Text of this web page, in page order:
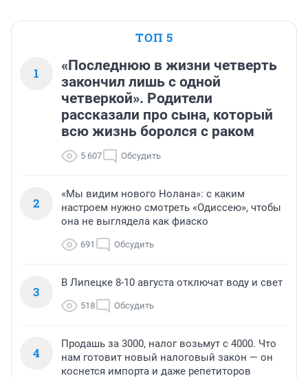
ТОП 5
1
«Последнюю в жизни четверть
закончил лишь с одной
четверкой». Родители
рассказали про сына, который
всю жизнь боролся с раком
5 607 Обсудить
2
«Мы видим нового Нолана»: с каким
настроем нужно смотреть «Одиссею», чтобы
она не выглядела как фиаско
691 Обсудить
3
В Липецке 8-10 августа отключат воду и свет
518 Обсудить
4
Продашь за 3000, налог возьмут с 4000. Что
нам готовит новый налоговый закон — он
коснется импорта и даже репетиторов